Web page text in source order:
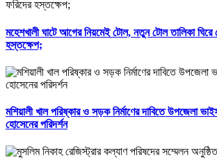
মহেশখালী ঘাটে আগের নিয়মেই টোল, নতুন টোল তালিকা
হস্তক্ষেপ;
মশিয়ালী খাল পরিষ্কার ও সড়ক নির্মাণের দাবিতে উপজেলা
হোসেনের পরিদর্শন